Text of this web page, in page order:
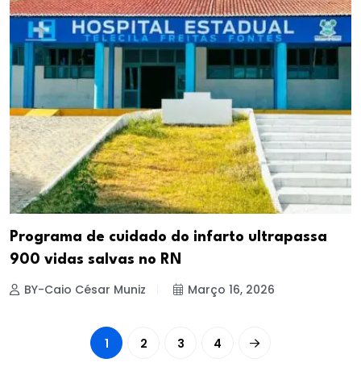
Programa de cuidado do infarto ultrapassa
900 vidas salvas no RN
BY-Caio César Muniz Março 16, 2026
1 2 3 4